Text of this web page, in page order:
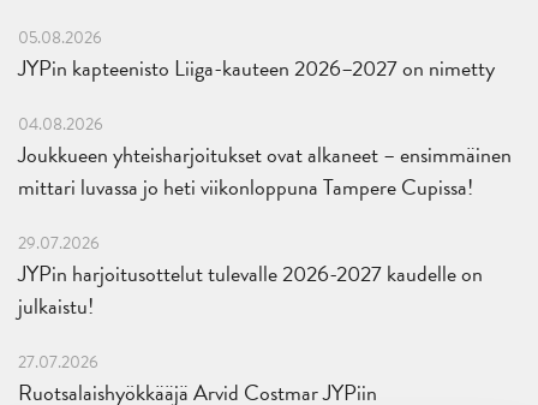
05.08.2026
JYPin kapteenisto Liiga-kauteen 2026–2027 on nimetty
04.08.2026
Joukkueen yhteisharjoitukset ovat alkaneet – ensimmäinen
mittari luvassa jo heti viikonloppuna Tampere Cupissa!
29.07.2026
JYPin harjoitusottelut tulevalle 2026-2027 kaudelle on
julkaistu!
27.07.2026
Ruotsalaishyökkääjä Arvid Costmar JYPiin